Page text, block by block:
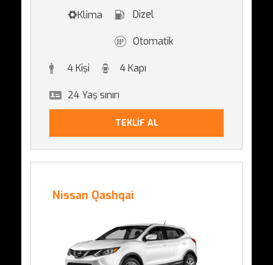
Klima Dizel
Otomatik
4 Kişi 4 Kapı
24 Yaş sınırı
TEKLİF AL
Nissan Qashqai